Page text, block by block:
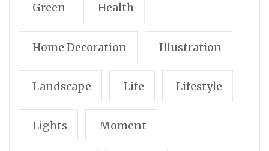
Green Health
Home Decoration Illustration
Landscape Life Lifestyle
Lights Moment